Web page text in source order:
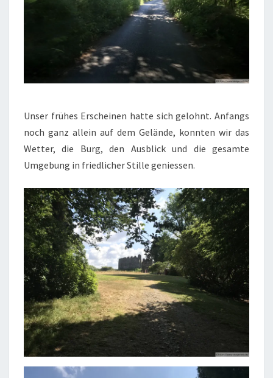
Unser frühes Erscheinen hatte sich gelohnt. Anfangs
noch ganz allein auf dem Gelände, konnten wir das
Wetter, die Burg, den Ausblick und die gesamte
Umgebung in friedlicher Stille geniessen.